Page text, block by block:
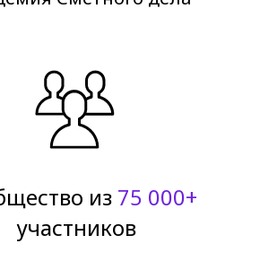
из 75 000+
участников